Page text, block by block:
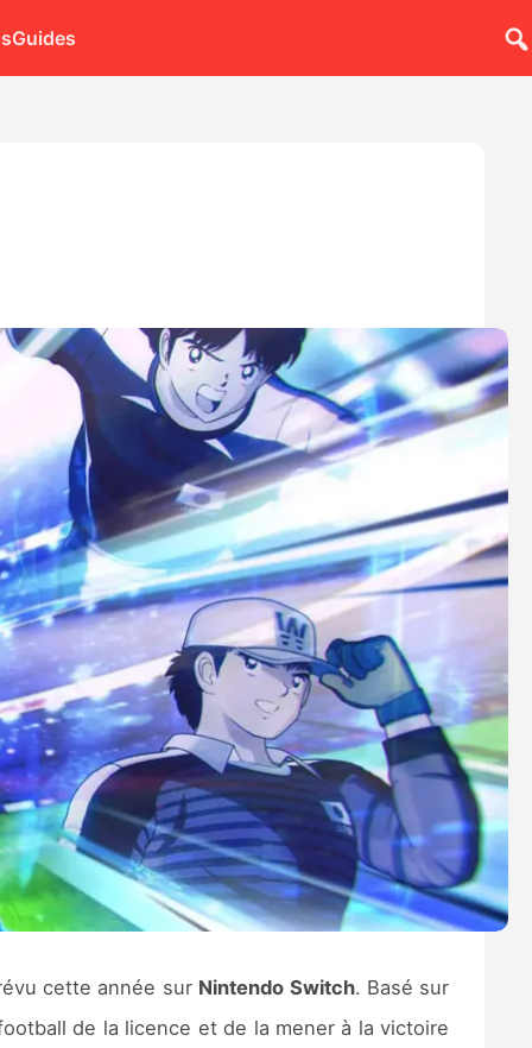
Guides
cette année sur Nintendo Switch. Basé sur
de la licence et de la mener à la victoire